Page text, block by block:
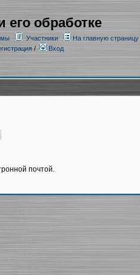
его обработке
Участники
На главную страницу
/ Вход
почтой.